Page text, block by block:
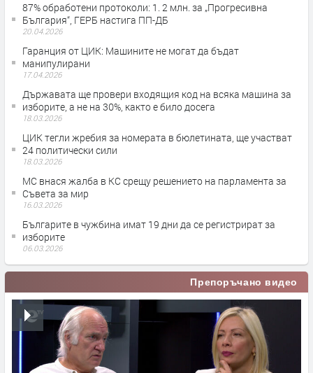
87% обработени протоколи: 1. 2 млн. за „Прогресивна
България“, ГЕРБ настига ПП-ДБ
20.04.2026
Гаранция от ЦИК: Машините не могат да бъдат
манипулирани
17.04.2026
Държавата ще провери входящия код на всяка машина за
изборите, а не на 30%, както е било досега
18.03.2026
ЦИК тегли жребия за номерата в бюлетината, ще участват
24 политически сили
18.03.2026
МС внася жалба в КС срещу решението на парламента за
Съвета за мир
16.03.2026
Българите в чужбина имат 19 дни да се регистрират за
изборите
06.03.2026
Препоръчано видео